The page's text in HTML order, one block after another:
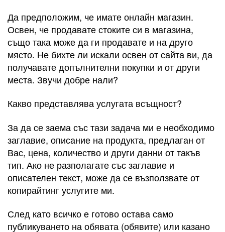
Да предположим, че имате онлайн магазин.
Освен, че продавате стоките си в магазина,
също така може да ги продавате и на друго
място. Не бихте ли искали освен от сайта ви, да
получавате допълнителни покупки и от други
места. Звучи добре нали?
Какво представлява услугата всъщност?
За да се заема със тази задача ми е необходимо
заглавие, описание на продукта, предлаган от
Вас, цена, количество и други данни от такъв
тип. Ако не разполагате със заглавие и
описателен текст, може да се възползвате от
копирайтинг услугите ми.
След като всичко е готово остава само
публикуването на обявата (обявите) или казано